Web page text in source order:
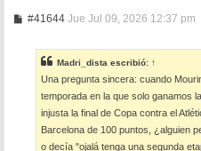
#41644M
a
j
e
Jue Jul 09, 2026 12:37 pm
Madri_dista escribió: ↑
Una pregunta sincera: cuando
temporada en la que solo ganamos
injusta la final de Copa contra el
Barcelona de 100 puntos, ¿alguien
o decía "ojalá tenga una segunda